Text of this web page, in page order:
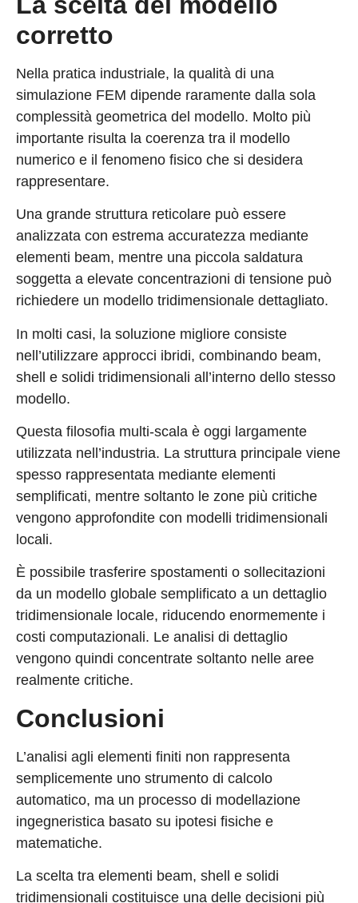
corretto
Nella pratica industriale, la qualità di una
simulazione FEM dipende raramente dalla sola
complessità geometrica del modello. Molto più
importante risulta la coerenza tra il modello
numerico e il fenomeno fisico che si desidera
rappresentare.
Una grande struttura reticolare può essere
analizzata con estrema accuratezza mediante
elementi beam, mentre una piccola saldatura
soggetta a elevate concentrazioni di tensione può
richiedere un modello tridimensionale dettagliato.
In molti casi, la soluzione migliore consiste
nell’utilizzare approcci ibridi, combinando beam,
shell e solidi tridimensionali all’interno dello stesso
modello.
Questa filosofia multi-scala è oggi largamente
utilizzata nell’industria. La struttura principale viene
spesso rappresentata mediante elementi
semplificati, mentre soltanto le zone più critiche
vengono approfondite con modelli tridimensionali
locali.
È possibile trasferire spostamenti o sollecitazioni
da un modello globale semplificato a un dettaglio
tridimensionale locale, riducendo enormemente i
costi computazionali. Le analisi di dettaglio
vengono quindi concentrate soltanto nelle aree
realmente critiche.
Conclusioni
L’analisi agli elementi finiti non rappresenta
semplicemente uno strumento di calcolo
automatico, ma un processo di modellazione
ingegneristica basato su ipotesi fisiche e
matematiche.
La scelta tra elementi beam, shell e solidi
tridimensionali costituisce una delle decisioni più